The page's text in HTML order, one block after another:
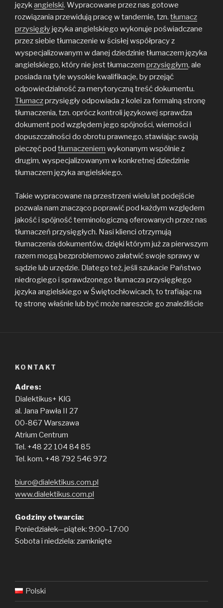
językangielski. Wypracowane przez nas gotowe
rozwiązania przewidują pracę w tandemie, tzn. tłumacz
przysięgłyjęzyka angielskiego wykonuje poświadczane
przez siebie tłumaczenie w ścisłej współpracy z
wyspecjalizowanym w danej dziedzinie tłumaczem języka
angielskiego, który nie jest tłumaczem przysięgłym, ale
posiada na tyle wysokie kwalifikacje, by przejąć
odpowiedzialność za merytoryczną treść dokumentu.
Tłumaczprzysięgły odpowiada z kolei za formalną stronę
tłumaczenia, tzn. oprócz kontroli językowej sprawdza
dokument pod względem jego spójności, wierności i
dopuszczalności do obrotu prawnego, stawiając swoją
pieczęć pod tłumaczeniem wykonanym wspólnie z
drugim, wyspecjalizowanym w konkretnej dziedzinie
tłumaczem języka angielskiego.
Takie wypracowane na przestrzeni wielu lat podejście
pozwala nam znacząco poprawić pod każdym względem
jakość i spójność terminologiczną oferowanych przez nas
tłumaczeń przysięgłych. Nasi klienci otrzymują
tłumaczenia dokumentów, dzięki którym już za pierwszym
razem mogą bezproblemowo załatwić swoje sprawy w
sądzie lub urzędzie. Dlatego też, jeśli szukacie Państwo
niedrogiego i sprawdzonego tłumacza przysięgłego
języka angielskiego w Świętochłowicach, to trafiając na
tę stronę właśnie lub być może nareszcie go znaleźliście
KONTAKT
Adres:
Dialektikus+ KlG
al. Jana Pawła II 27
00-867 Warszawa
Atrium Centrum
Tel. +48 22 104 84 85
Tel. kom. +48 792 546 972
biuro@dialektikus.com.pl
www.dialektikus.com.pl
Godziny otwarcia:
Poniedziałek—piątek: 9:00–17:00
Sobota i niedziela: zamknięte
Polski